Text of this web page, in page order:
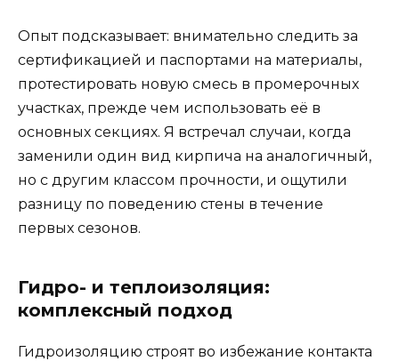
Опыт подсказывает: внимательно следить за
сертификацией и паспортами на материалы,
протестировать новую смесь в промерочных
участках, прежде чем использовать её в
основных секциях. Я встречал случаи, когда
заменили один вид кирпича на аналогичный,
но с другим классом прочности, и ощутили
разницу по поведению стены в течение
первых сезонов.
Гидро- и теплоизоляция:
комплексный подход
Гидроизоляцию строят во избежание контакта